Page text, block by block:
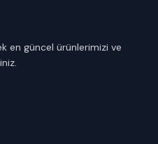
en güncel ürünlerimizi ve